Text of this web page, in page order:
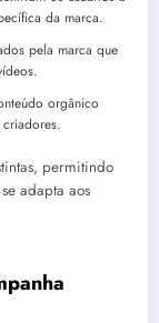
da marca.
pela marca que
orgânico
permitindo
adapta aos